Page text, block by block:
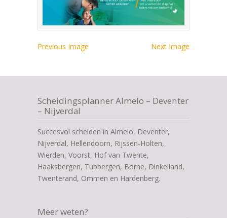
Previous Image Next Image
Scheidingsplanner Almelo – Deventer
– Nijverdal
Succesvol scheiden in Almelo, Deventer,
Nijverdal, Hellendoorn, Rijssen-Holten,
Wierden, Voorst, Hof van Twente,
Haaksbergen, Tubbergen, Borne, Dinkelland,
Twenterand, Ommen en Hardenberg.
Meer weten?